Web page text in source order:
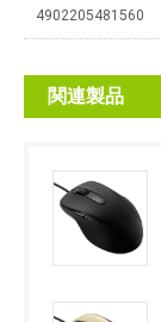
4902205481560
関連製品